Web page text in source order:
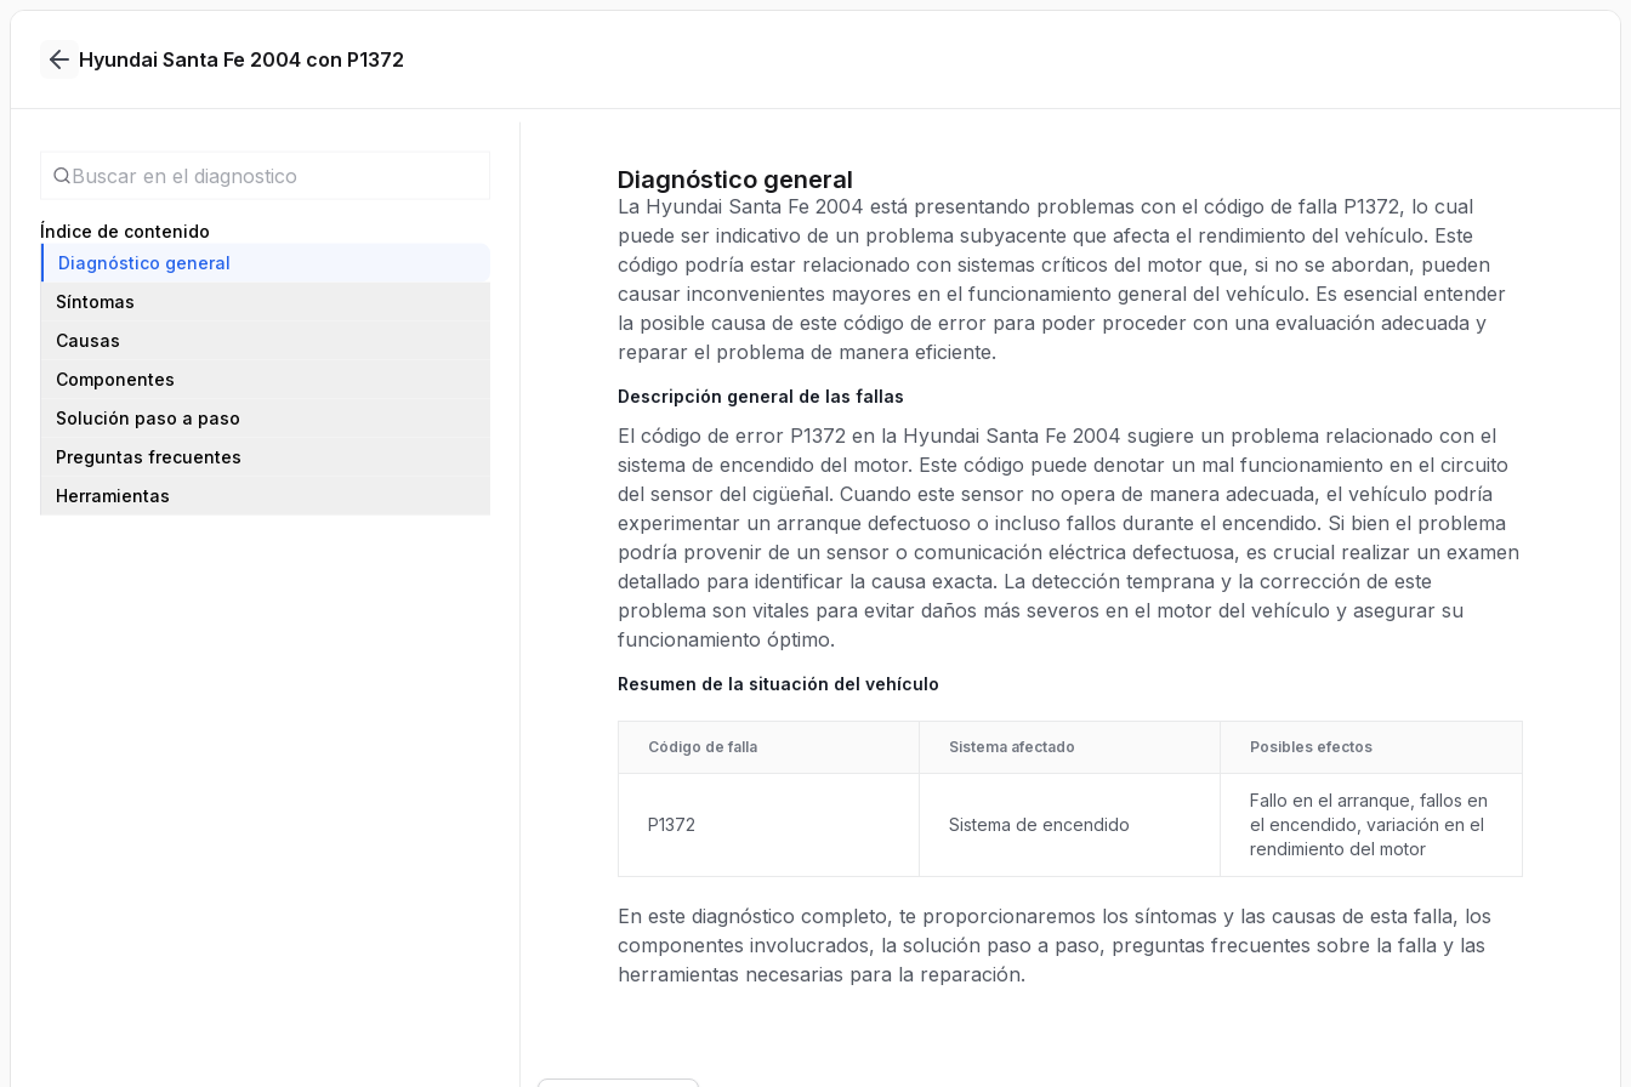
Hyundai Santa Fe 2004 con P1372
Índice de contenido
Diagnóstico general
Síntomas
Causas
Componentes
Solución paso a paso
Preguntas frecuentes
Herramientas
Diagnóstico general
La Hyundai Santa Fe 2004 está presentando problemas con el código de falla P1372, lo cual
puede ser indicativo de un problema subyacente que afecta el rendimiento del vehículo. Este
código podría estar relacionado con sistemas críticos del motor que, si no se abordan, pueden
causar inconvenientes mayores en el funcionamiento general del vehículo. Es esencial entender
la posible causa de este código de error para poder proceder con una evaluación adecuada y
reparar el problema de manera eficiente.
Descripción general de las fallas
El código de error P1372 en la Hyundai Santa Fe 2004 sugiere un problema relacionado con el
sistema de encendido del motor. Este código puede denotar un mal funcionamiento en el circuito
del sensor del cigüeñal. Cuando este sensor no opera de manera adecuada, el vehículo podría
experimentar un arranque defectuoso o incluso fallos durante el encendido. Si bien el problema
podría provenir de un sensor o comunicación eléctrica defectuosa, es crucial realizar un examen
detallado para identificar la causa exacta. La detección temprana y la corrección de este
problema son vitales para evitar daños más severos en el motor del vehículo y asegurar su
funcionamiento óptimo.
Resumen de la situación del vehículo
Código de falla Sistema afectado Posibles efectos
P1372 Sistema de encendido
Fallo en el arranque, fallos en
el encendido, variación en el
rendimiento del motor
En este diagnóstico completo, te proporcionaremos los síntomas y las causas de esta falla, los
componentes involucrados, la solución paso a paso, preguntas frecuentes sobre la falla y las
herramientas necesarias para la reparación.